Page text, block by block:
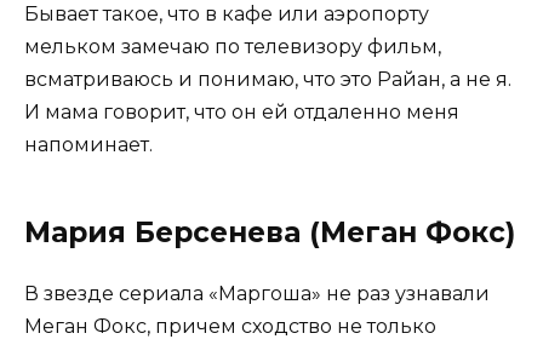
Бывает такое, что в кафе или аэропорту
мельком замечаю по телевизору фильм,
всматриваюсь и понимаю, что это Райан, а не я.
И мама говорит, что он ей отдаленно меня
напоминает.
Мария Берсенева (Меган Фокс)
В звезде сериала «Маргоша» не раз узнавали
Меган Фокс, причем сходство не только